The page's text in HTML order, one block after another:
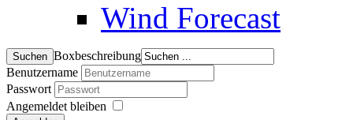
Wind Forecast
Boxbeschreibung
Benutzername
Passwort
Angemeldet bleiben